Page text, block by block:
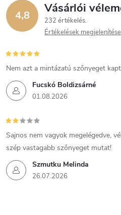
4,8 Vásárlói
232 értékelés
Értékelések megjelenítése
Fucskó Boldizsárné
01.08.2026
Nem azt a mintázatú szőnyeget
Szmutku Melinda
26.07.2026
Sajnos nem vagyok megelégedve,
szép vastagabb szőnyeget mutat!